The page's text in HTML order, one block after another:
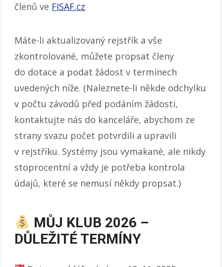
členů ve FISAF.cz
Máte-li aktualizovaný rejstřík a vše
zkontrolované, můžete propsat členy
do dotace a podat žádost v termínech
uvedených níže. (Naleznete-li někde odchylku
v počtu závodů před podáním žádosti,
kontaktujte nás do kanceláře, abychom ze
strany svazu počet potvrdili a upravili
v rejstříku. Systémy jsou vymakané, ale nikdy
stoprocentní a vždy je potřeba kontrola
údajů, které se nemusí někdy propsat.)
MŮJ KLUB 2026 –
DŮLEŽITÉ TERMÍNY